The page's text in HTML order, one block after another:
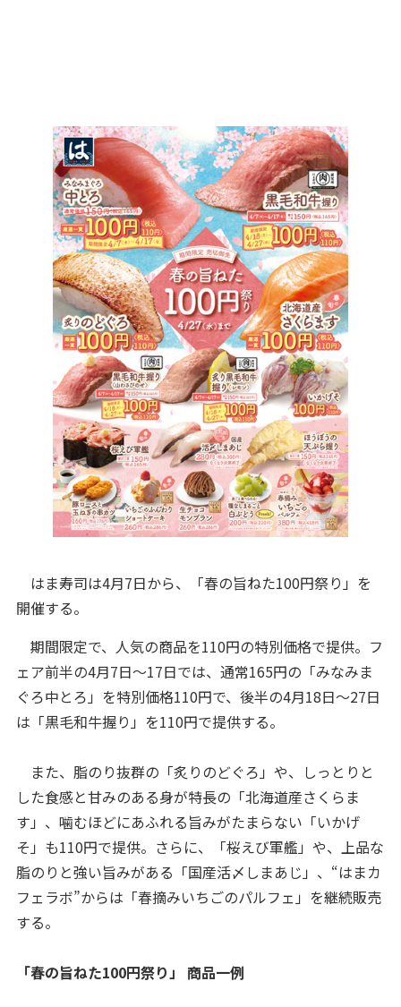
はま寿司は4月7日から、「春の旨ねた100円祭り」を
開催する。
期間限定で、人気の商品を110円の特別価格で提供。フ
ェア前半の4月7日～17日では、通常165円の「みなみま
ぐろ中とろ」を特別価格110円で、後半の4月18日～27日
は「黒毛和牛握り」を110円で提供する。
また、脂のり抜群の「炙りのどぐろ」や、しっとりと
した食感と甘みのある身が特長の「北海道産さくらま
す」、噛むほどにあふれる旨みがたまらない「いかげ
そ」も110円で提供。さらに、「桜えび軍艦」や、上品な
脂のりと強い旨みがある「国産活〆しまあじ」、“はまカ
フェラボ”からは「春摘みいちごのパルフェ」を継続販売
する。
「春の旨ねた100円祭り」 商品一例